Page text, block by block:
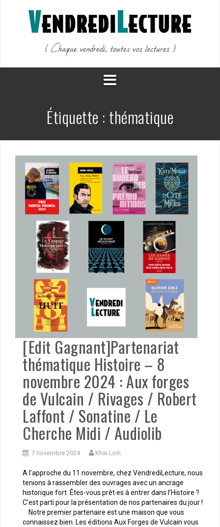
Étiquette : thématique
[Edit Gagnant]Partenariat
thématique Histoire – 8
novembre 2024 : Aux forges
de Vulcain / Rivages / Robert
Laffont / Sonatine / Le
Cherche Midi / Audiolib
7 novembre 2024 Khai Linh
A l’approche du 11 novembre, chez VendrediLecture, nous
tenions à rassembler des ouvrages avec un ancrage
historique fort. Êtes-vous prêt·es à entrer dans l’Histoire ?
C’est parti pour la présentation de nos partenaires du jour !
Notre premier partenaire est une maison que vous
connaissez bien. Les éditions Aux Forges de Vulcain vous